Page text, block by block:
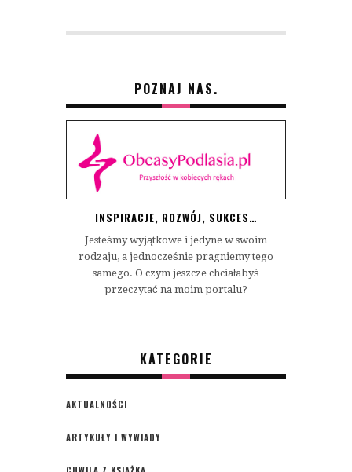
POZNAJ NAS.
INSPIRACJE, ROZWÓJ, SUKCES…
Jesteśmy wyjątkowe i jedyne w swoim
rodzaju, a jednocześnie pragniemy tego
samego. O czym jeszcze chciałabyś
przeczytać na moim portalu?
KATEGORIE
AKTUALNOŚCI
ARTYKUŁY I WYWIADY